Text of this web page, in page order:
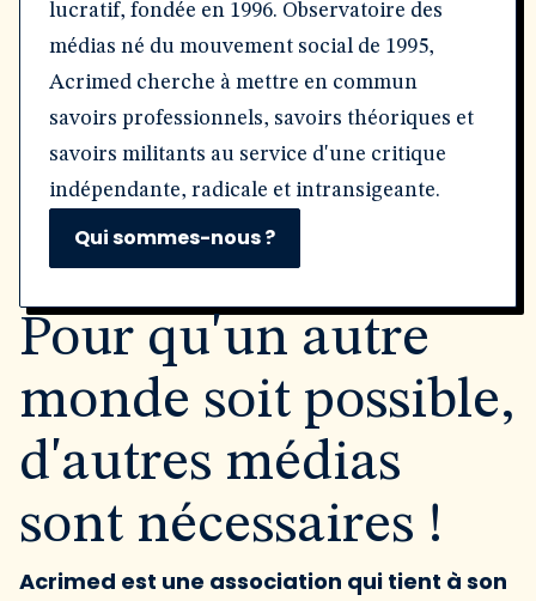
lucratif, fondée en 1996. Observatoire des
médias né du mouvement social de 1995,
Acrimed cherche à mettre en commun
savoirs professionnels, savoirs théoriques et
savoirs militants au service d'une critique
indépendante, radicale et intransigeante.
Qui sommes-nous ?
Pour qu'un autre
monde soit possible,
d'autres médias
sont nécessaires !
Acrimed est une association qui tient à son